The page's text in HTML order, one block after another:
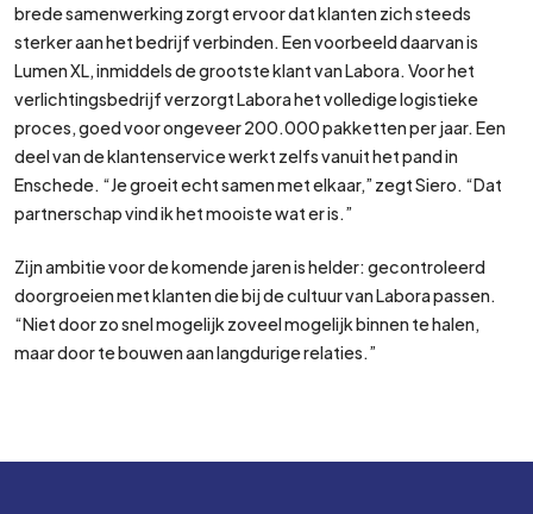
brede samenwerking zorgt ervoor dat klanten zich steeds
sterker aan het bedrijf verbinden. Een voorbeeld daarvan is
Lumen XL, inmiddels de grootste klant van Labora. Voor het
verlichtingsbedrijf verzorgt Labora het volledige logistieke
proces, goed voor ongeveer 200.000 pakketten per jaar. Een
deel van de klantenservice werkt zelfs vanuit het pand in
Enschede. “Je groeit echt samen met elkaar,” zegt Siero. “Dat
partnerschap vind ik het mooiste wat er is.”
Zijn ambitie voor de komende jaren is helder: gecontroleerd
doorgroeien met klanten die bij de cultuur van Labora passen.
“Niet door zo snel mogelijk zoveel mogelijk binnen te halen,
maar door te bouwen aan langdurige relaties.”